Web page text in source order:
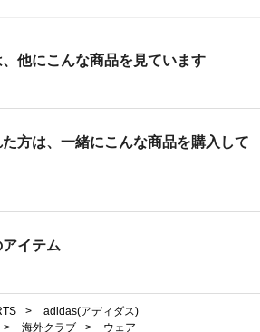
他にこんな商品を見ています
方は、一緒にこんな商品を購入して
イテム
>
adidas(アディダス)
> 海外クラブ >
ウェア